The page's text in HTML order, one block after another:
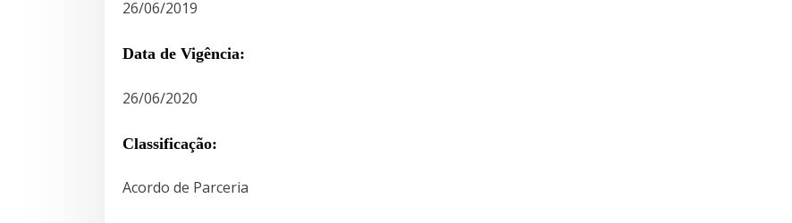
26/06/2019
Data de Vigência:
26/06/2020
Classificação:
Acordo de Parceria